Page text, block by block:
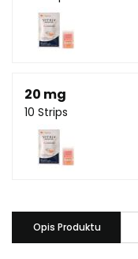
20 mg
10 Strips
Opis Produktu